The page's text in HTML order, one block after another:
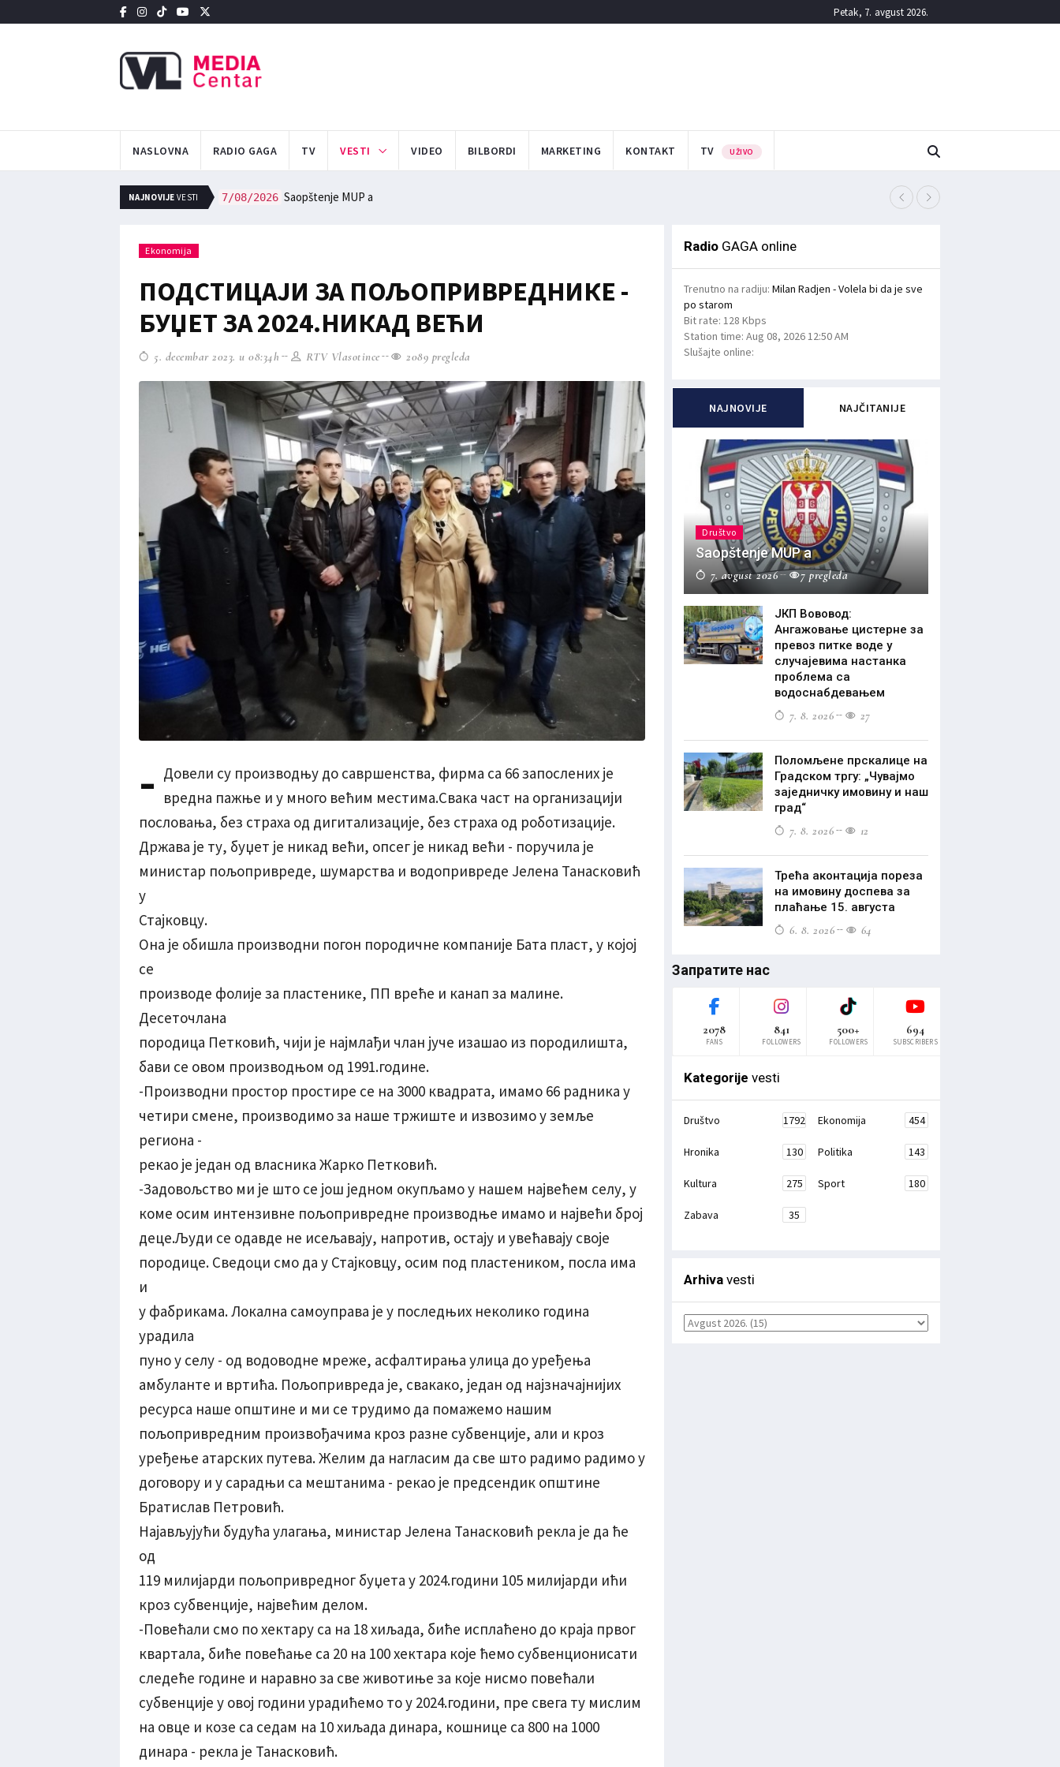
Petak, 7. avgust 2026.
NASLOVNA RADIO GAGA TV VESTI VIDEO BILBORDI MARKETING KONTAKT TV UŽIVO
NAJNOVIJE VESTI 7/08/2026 Saopštenje MUP a 7/08/2026
Ekonomija
ПОДСТИЦАЈИ ЗА ПОЉОПРИВРЕДНИКЕ -
БУЏЕТ ЗА 2024.НИКАД ВЕЋИ
5. decembar 2023. u 08:34h RTV Vlasotince 2089 pregleda
- Довели су производњу до савршенства, фирма са 66 запослених је
вредна пажње и у много већим местима.Свака част на организацији
пословања, без страха од дигитализације, без страха од роботизације.
Држава је ту, буџет је никад већи, опсег је никад већи - поручила је
министар пољопривреде, шумарства и водопривреде Јелена Танасковић
у
Стајковцу.
Она је обишла производни погон породичне компаније Бата пласт, у којој
се
производе фолије за пластенике, ПП вреће и канап за малине.
Десеточлана
породица Петковић, чији је најмлађи члан јуче изашао из породилишта,
бави се овом производњом од 1991.године.
-Производни простор простире се на 3000 квадрата, имамо 66 радника у
четири смене, производимо за наше тржиште и извозимо у земље
региона -
рекао је један од власника Жарко Петковић.
-Задовољство ми је што се још једном окупљамо у нашем највећем селу, у
коме осим интензивне пољопривредне производње имамо и највећи број
деце.Људи се одавде не исељавају, напротив, остају и увећавају своје
породице. Сведоци смо да у Стајковцу, осим под пластеником, посла има
и
у фабрикама. Локална самоуправа је у последњих неколико година
урадила
пуно у селу - од водоводне мреже, асфалтирања улица до уређења
амбуланте и вртића. Пољопривреда је, свакако, један од најзначајнијих
ресурса наше општине и ми се трудимо да помажемо нашим
пољопривредним произвођачима кроз разне субвенције, али и кроз
уређење атарских путева. Желим да нагласим да све што радимо радимо у
договору и у сарадњи са мештанима - рекао је предсендик општине
Братислав Петровић.
Најављујући будућа улагања, министар Јелена Танасковић рекла је да ће
од
119 милијарди пољопривредног буџета у 2024.години 105 милијарди ићи
кроз субвенције, највећим делом.
-Повећали смо по хектару са на 18 хиљада, биће исплаћено до краја првог
квартала, биће повећање са 20 на 100 хектара које ћемо субвенционисати
следеће године и наравно за све животиње за које нисмо повећали
субвенције у овој години урадићемо то у 2024.години, пре свега ту мислим
на овце и козе са седам на 10 хиљада динара, кошнице са 800 на 1000
динара - рекла је Танасковић.
Radio GAGA online
Trenutno na radiju: Milan Radjen - Volela bi da je sve
po starom
Bit rate: 128 Kbps
Station time: Aug 08, 202612:50 AM
Slušajte online:
NAJNOVIJE NAJČITANIJE
Društvo
Saopštenje MUP a
7. avgust 2026 7 pregleda
ЈКП Вововод:
Ангажовање цистерне за
превоз питке воде у
случајевима настанка
проблема са
водоснабдевањем
7. 8. 2026
27
Поломљене прскалице на
Градском тргу: „Чувајмо
заједничку имовину и наш
град“
7. 8. 2026
12
Трећа аконтација пореза
на имовину доспева за
плаћање 15. августа
6. 8. 2026
64
Запратите нас
2078
FANS
841
FOLLOWERS
500+
FOLLOWERS
694
SUBSCRIBERS
Kategorije vesti
Društvo 1792 Ekonomija 454
Hronika 130 Politika 143
Kultura 275 Sport 180
Zabava 35
Arhiva vesti